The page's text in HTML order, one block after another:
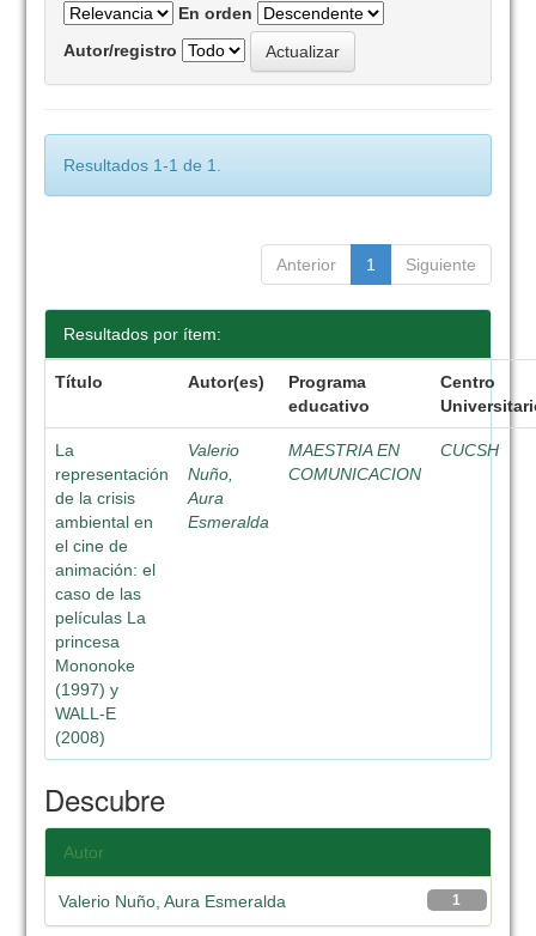
En orden
Autor/registro
Resultados 1-1 de 1.
Anterior 1 Siguiente
Resultados por ítem:
Título Autor(es)
Programa
educativo
Centro
La
representación
de la crisis
ambiental en
el cine de
animación: el
caso de las
películas La
princesa
Mononoke
(1997) y
WALL-E
(2008)
Valerio
Nuño,
Aura
Esmeralda
MAESTRIA EN
COMUNICACION
CUCSH
Descubre
Autor
1
Valerio Nuño, Aura Esmeralda